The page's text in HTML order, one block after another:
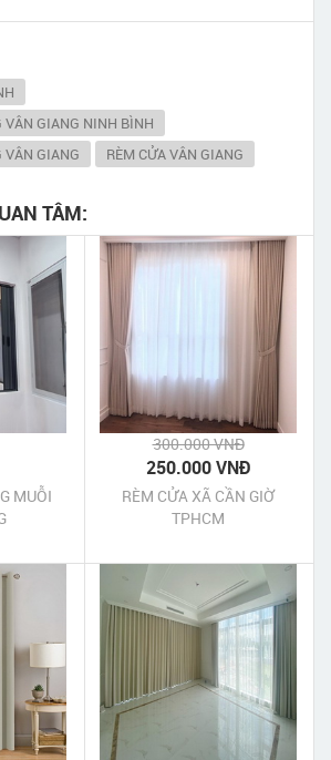
VÂN GIANG NINH BÌNH
VÂN GIANG
RÈM CỬA VÂN GIANG
TÂM:
MUỖI
300.000 VNĐ
250.000 VNĐ
RÈM CỬA XÃ CẦN GIỜ
TPHCM